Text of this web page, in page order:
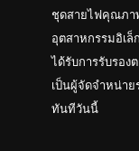
ชุดสายไฟคุณภา
อุตสาหกรรมอิเ
ได้รับการรับรอง
เป็นผู้จัดจำหน่า
ทันทีวันนี้